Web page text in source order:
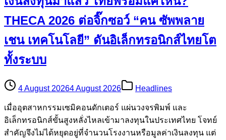
THECA 2026 ต่อจิ๊กซอว์ “คน ซัพพลาย
เชน เทคโนโลยี” ดันอิเล็กทรอนิกส์ไทยโต
ทั้งระบบ
4 August 20264 August 2026 Headlines
เมื่ออุตสาหกรรมเซมิคอนดักเตอร์ แผ่นวงจรพิมพ์ และ
อิเล็กทรอนิกส์ขั้นสูงหลั่งไหลเข้ามาลงทุนในประเทศไทย โจทย์
สำคัญจึงไม่ได้หยุดอยู่ที่จำนวนโรงงานหรือมูลค่าเงินลงทุน แต่